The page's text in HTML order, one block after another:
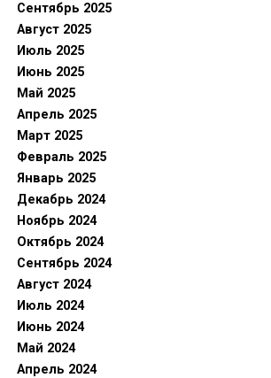
Сентябрь 2025
Август 2025
Июль 2025
Июнь 2025
Май 2025
Апрель 2025
Март 2025
Февраль 2025
Январь 2025
Декабрь 2024
Ноябрь 2024
Октябрь 2024
Сентябрь 2024
Август 2024
Июль 2024
Июнь 2024
Май 2024
Апрель 2024